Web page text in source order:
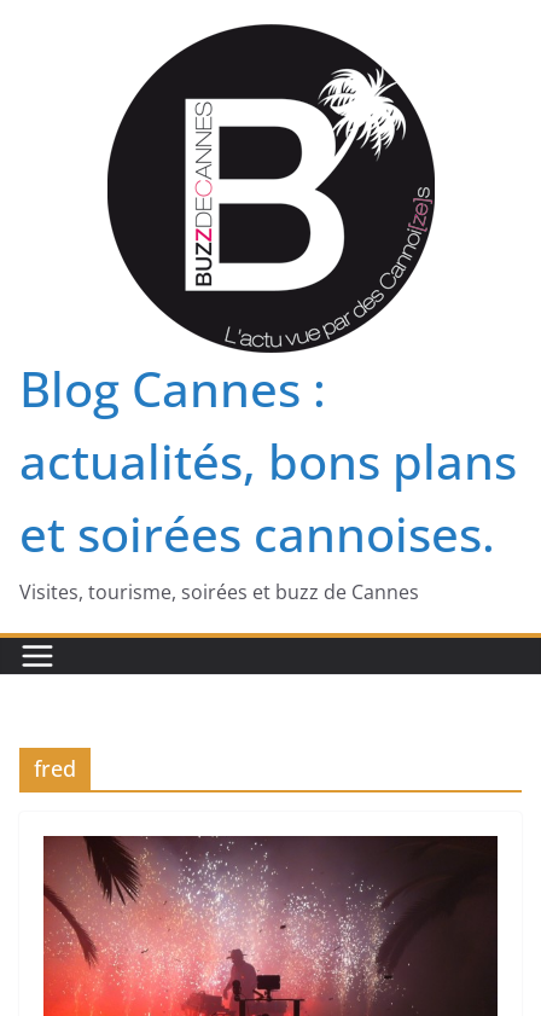
Blog Cannes :
actualités, bons plans
et soirées cannoises.
Visites, tourisme, soirées et buzz de Cannes
fred